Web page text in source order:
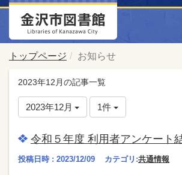
トップページ お知らせ
2023年12月の記事一覧
2023年12月 1件
令和５年度 利用者アンケート
投稿日時 : 2023/12/09 カテゴリ:共通情報